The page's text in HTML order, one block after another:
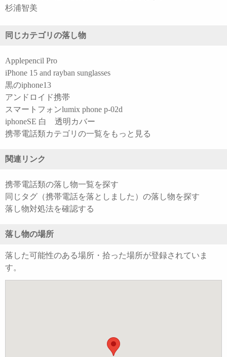
杉浦智美
同じカテゴリの落し物
Applepencil Pro
iPhone 15 and rayban sunglasses
黒のiphone13
アンドロイド携帯
スマートフォンlumix phone p-02d
iphoneSE 白 透明カバー
携帯電話類カテゴリの一覧をもっと見る
関連リンク
携帯電話類の落し物一覧を探す
同じタグ（携帯電話を落としました）の落し物を探す
落し物対処法を確認する
落し物の場所
落した可能性のある場所・拾った場所が登録されていま
す。